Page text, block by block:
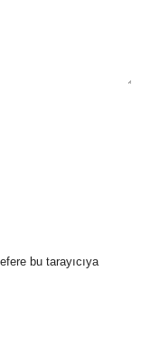
bu tarayıcıya